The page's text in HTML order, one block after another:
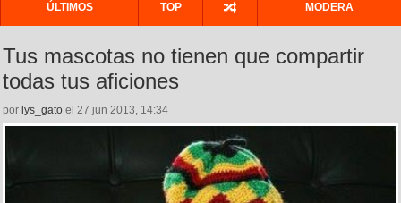
ÚLTIMOS TOP MODERA
Tus mascotas no tienen que compartir
todas tus aficiones
por lys_gato el 27 jun 2013, 14:34